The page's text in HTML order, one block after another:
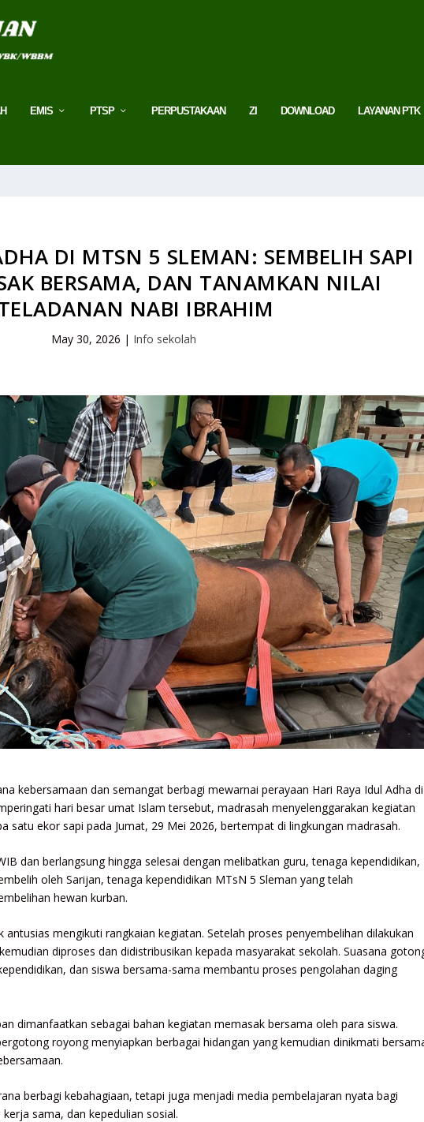
EMIS PTSP PERPUSTAKAAN ZI DOWNLOAD LAYANAN PTK
DI MTSN 5 SLEMAN: SEMBELIH SAPI
BERSAMA, DAN TANAMKAN NILAI
NABI IBRAHIM
May 30, 2026 | Info sekolah
kebersamaan dan semangat berbagi mewarnai perayaan Hari Raya Idul Adha di
hari besar umat Islam tersebut, madrasah menyelenggarakan kegiatan
satu ekor sapi pada Jumat, 29 Mei 2026, bertempat di lingkungan madrasah.
dan berlangsung hingga selesai dengan melibatkan guru, tenaga kependidikan,
olehSarijan, tenaga kependidikan MTsN 5 Sleman yang telah
hewan kurban.
mengikuti rangkaian kegiatan. Setelah proses penyembelihan dilakukan
diproses dan didistribusikan kepada masyarakat sekolah. Suasana
dan siswa bersama-sama membantu proses pengolahan daging
dimanfaatkan sebagai bahan kegiatan memasak bersama oleh para siswa.
royong menyiapkan berbagai hidangan yang kemudian dinikmati
berbagi kebahagiaan, tetapi juga menjadi media pembelajaran nyata bagi
sama, dan kepedulian sosial.